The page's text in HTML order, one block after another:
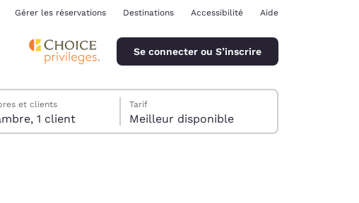
Gérer les réservations Destinations Accessibilité Aide
Se connecter ou S’inscrire
et clients
1 chambre, 1 client
Tarif
Meilleur disponible